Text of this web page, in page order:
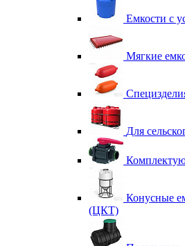
Емкости с
Мягкие
Для
Конусные
(ЦКТ)